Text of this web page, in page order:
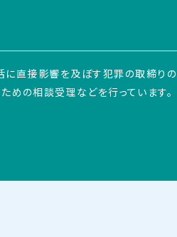
に直接影響を及ぼす犯罪の取締りの
の相談受理などを行っています。